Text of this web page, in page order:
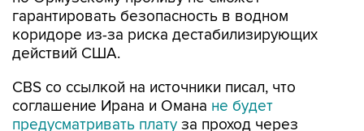
гарантировать безопасность в водном
коридоре из-за риска дестабилизирующих
действий США.
CBS со ссылкой на источники писал, что
соглашение Ирана и Омана не будет
предусматривать плату за проход через